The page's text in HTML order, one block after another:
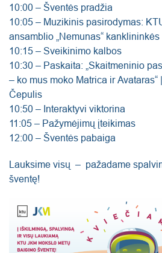
10:00 – Šventės pradžia
10:05 – Muzikinis pasirodymas:
ansamblio „Nemunas“ kanklininkės
10:15 – Sveikinimo kalbos
10:30 – Paskaita: „Skaitmeninio
– ko mus moko Matrica ir
Čepulis
10:50 – Interaktyvi viktorina
11:05 – Pažymėjimų įteikimas
12:00 – Šventės pabaiga
Lauksime visų – pažadame
šventę!